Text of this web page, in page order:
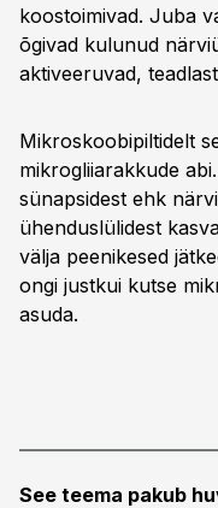
koostoimivad. Juba
õgivad kulunud
aktiveeruvad,
Mikroskoobipiltidelt
mikrogliiarakkude
sünapsidest ehk
ühenduslülidest
välja peenikesed
ongi justkui kutse
asuda.
See teema pakub